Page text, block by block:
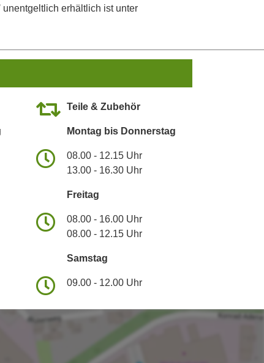
erhältlich ist unter
Teile & Zubehör
Montag bis Donnerstag
08.00 - 12.15 Uhr
13.00 - 16.30 Uhr
Freitag
08.00 - 16.00 Uhr
08.00 - 12.15 Uhr
Samstag
09.00 - 12.00 Uhr